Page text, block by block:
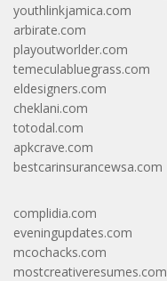
youthlinkjamica.com
arbirate.com
playoutworlder.com
temeculabluegrass.com
eldesigners.com
cheklani.com
totodal.com
apkcrave.com
bestcarinsurancewsa.com
complidia.com
eveningupdates.com
mcochacks.com
mostcreativeresumes.com